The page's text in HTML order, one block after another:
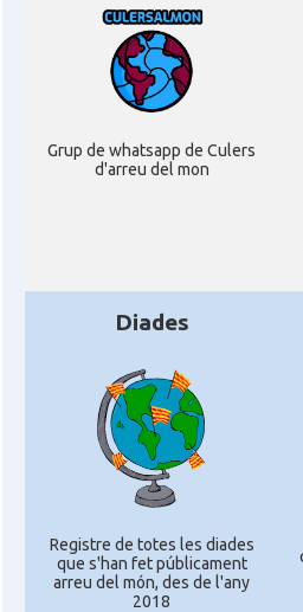
Grup de whatsapp de Culers
d'arreu del mon
Diades
Registre de totes les diades
que s'han fet públicament
arreu del món, des de l'any
2018